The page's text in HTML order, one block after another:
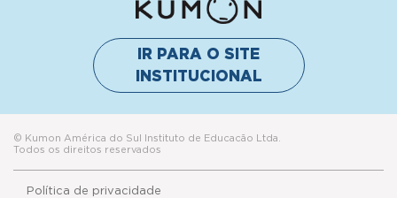
IR PARA O SITE
INSTITUCIONAL
© Kumon América do Sul Instituto de Educacão Ltda.
Todos os direitos reservados
Política de privacidade